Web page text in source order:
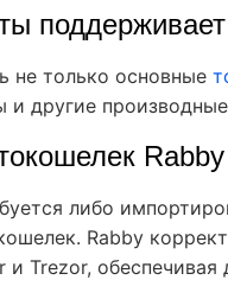
не только основные
другие
либо
Rabby
Trezor,